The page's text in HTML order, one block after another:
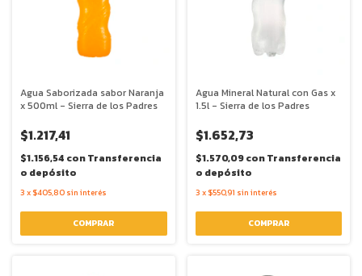
Agua Saborizada sabor Naranja
x 500ml - Sierra de los Padres
$1.217,41
$1.156,54 conTransferencia
o depósito
3 x $405,80 sin interés
Agua Mineral Natural con Gas x
1.5l - Sierra de los Padres
$1.652,73
$1.570,09conTransferencia
o depósito
3 x $550,91 sin interés